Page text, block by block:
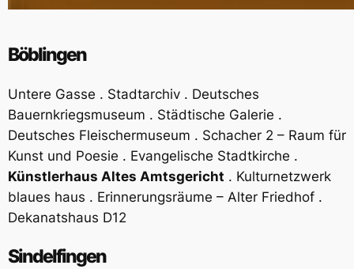
Böblingen
Untere Gasse . Stadtarchiv . Deutsches
Bauernkriegsmuseum . Städtische Galerie .
Deutsches Fleischermuseum . Schacher 2 – Raum für
Kunst und Poesie . Evangelische Stadtkirche .
Künstlerhaus Altes Amtsgericht . Kulturnetzwerk
blaues haus . Erinnerungsräume – Alter Friedhof .
Dekanatshaus D12
Sindelfingen